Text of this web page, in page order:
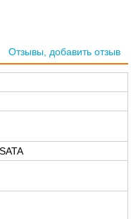
Отзывы, добавить отзыв